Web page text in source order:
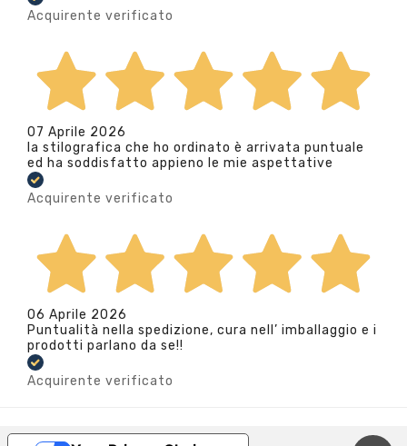
Acquirente verificato
07 Aprile 2026
la stilografica che ho ordinato è arrivata puntuale
ed ha soddisfatto appieno le mie aspettative
Acquirente verificato
06 Aprile 2026
Puntualità nella spedizione, cura nell’ imballaggio e i
prodotti parlano da se!!
Acquirente verificato